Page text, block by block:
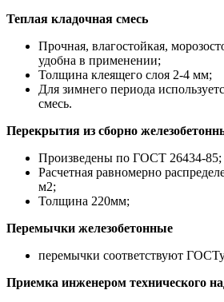
Теплая кладочная смесь
Прочная, влагостойкая,
удобна в применении;
Толщина клеящего слоя 2-4 мм;
Для зимнего периода
смесь.
Перекрытия из сборно
Произведены по ГОСТ 26434-85;
Расчетная равномерно
м2;
Толщина 220мм;
Перемычки железобетонные
перемычки соответствуют
Приемка инженером технического